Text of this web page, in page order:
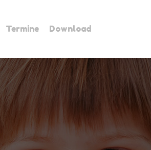
Termine Download